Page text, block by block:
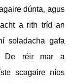
dúnta, agus
a rith tríd an
soladacha gafa
De réir mar a
scagaire níos